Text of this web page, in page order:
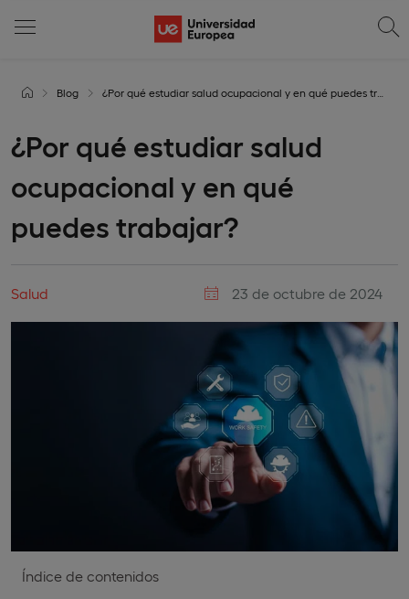
Blog ¿Por qué estudiar salud ocupacional y en qué puedes trabajar?
¿Por qué estudiar salud
ocupacional y en qué
puedes trabajar?
Salud 23 de octubre de 2024
Índice de contenidos